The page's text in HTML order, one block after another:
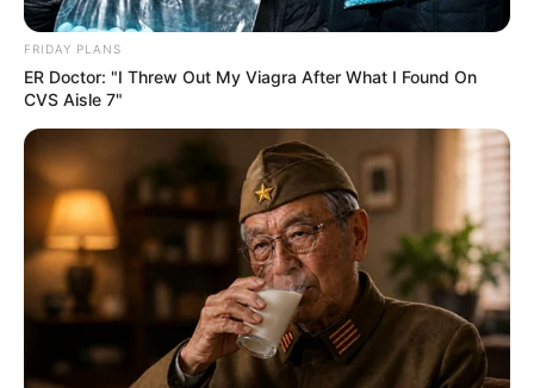
FRIDAY PLANS
ER Doctor: "I Threw Out My Viagra After What I Found On
CVS Aisle 7"